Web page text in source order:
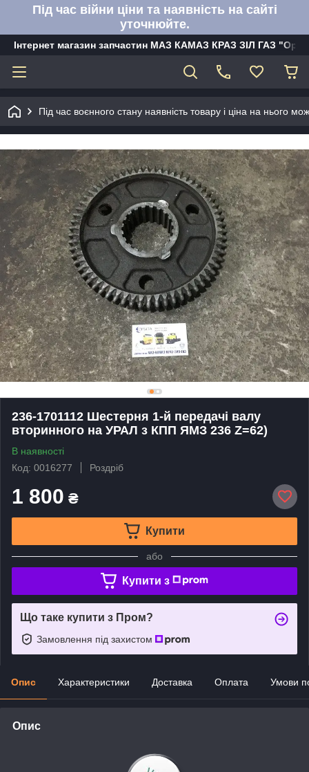
Під час війни ціни та наявність на сайті
уточнюйте.
Інтернет магазин запчастин МАЗ КАМАЗ КРАЗ ЗІЛ ГАЗ
Під час воєнного стану наявність товару і ціна на нього
236-1701112 Шестерня 1-й передачі валу
вторинного на УРАЛ з КПП ЯМЗ 236 Z=62)
В наявності
Код: 0016277
Роздріб
1 800 ₴
Купити
або
Купити з
Що таке купити з Пром?
Замовлення під захистом
Опис Характеристики Доставка Оплата Умови
Опис